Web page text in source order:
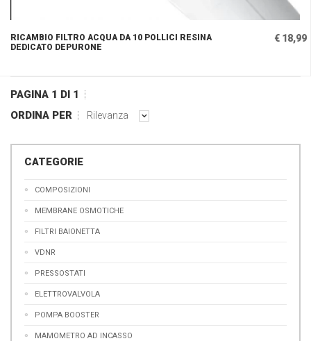
RICAMBIO FILTRO ACQUA DA 10 POLLICI RESINA
DEDICATO DEPURONE
€ 18,99
PAGINA 1 DI 1
ORDINA PER
Rilevanza
CATEGORIE
COMPOSIZIONI
MEMBRANE OSMOTICHE
FILTRI BAIONETTA
VDNR
PRESSOSTATI
ELETTROVALVOLA
POMPA BOOSTER
MAMOMETRO AD INCASSO